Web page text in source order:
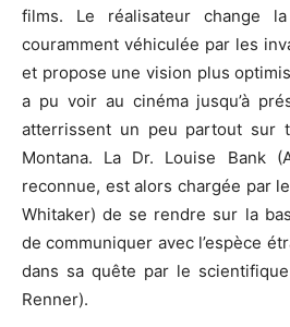
films. Le réalisateur change
couramment véhiculée par les
et propose une vision plus
a pu voir au cinéma jusqu’à
atterrissent un peu partout sur
Montana. La Dr. Louise Bank
reconnue, est alors chargée par
Whitaker) de se rendre sur la
de communiquer avec l’espèce
dans sa quête par le
Renner).